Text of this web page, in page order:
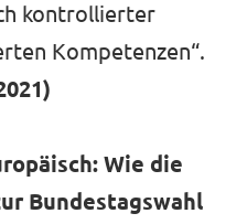
kontrollierter
Kompetenzen“.
Wie die
Bundestagswahl